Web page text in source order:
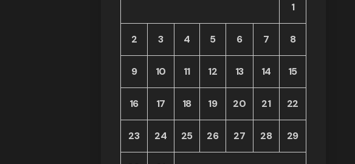
1
2 3 4 5 6 7 8
9 10 11 12 13 14 15
16 17 18 19 20 21 22
23 24 25 26 27 28 29